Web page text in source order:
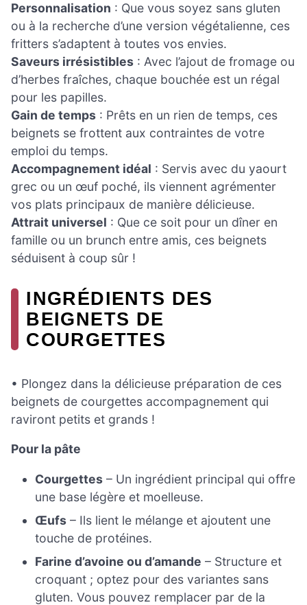
Personnalisation : Que vous soyez sans gluten
ou à la recherche d’une version végétalienne, ces
fritters s’adaptent à toutes vos envies.
Saveurs irrésistibles : Avec l’ajout de fromage ou
d’herbes fraîches, chaque bouchée est un régal
pour les papilles.
Gain de temps : Prêts en un rien de temps, ces
beignets se frottent aux contraintes de votre
emploi du temps.
Accompagnement idéal : Servis avec du yaourt
grec ou un œuf poché, ils viennent agrémenter
vos plats principaux de manière délicieuse.
Attrait universel : Que ce soit pour un dîner en
famille ou un brunch entre amis, ces beignets
séduisent à coup sûr !
INGRÉDIENTS DES
BEIGNETS DE
COURGETTES
• Plongez dans la délicieuse préparation de ces
beignets de courgettes accompagnement qui
raviront petits et grands !
Pour la pâte
Courgettes – Un ingrédient principal qui offre
une base légère et moelleuse.
Œufs – Ils lient le mélange et ajoutent une
touche de protéines.
Farine d’avoine ou d’amande – Structure et
croquant ; optez pour des variantes sans
gluten. Vous pouvez remplacer par de la